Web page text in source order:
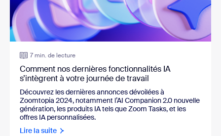
7 min. de lecture
Comment nos dernières fonctionnalités IA
s’intègrent à votre journée de travail
Découvrez les dernières annonces dévoilées à
Zoomtopia 2024, notamment l’AI Companion 2.0 nouvelle
génération, les produits IA tels que Zoom Tasks, et les
offres IA personnalisées.
Lire la suite